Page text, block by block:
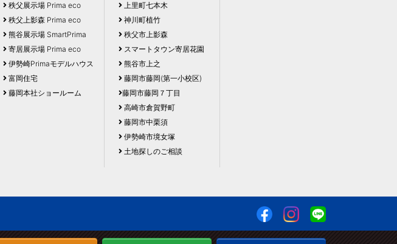
秩父展示場 Prima eco
秩父上影森 Prima eco
熊谷展示場 SmartPrima
寄居展示場 Prima eco
伊勢崎Primaモデルハウス
富岡住宅
藤岡本社ショールーム
上里町七本木
神川町植竹
秩父市上影森
スマートタウン寄居花園
熊谷市上之
藤岡市藤岡(第一小校区)
藤岡市藤岡７丁目
高崎市倉賀野町
藤岡市中栗須
伊勢崎市境女塚
土地探しのご相談